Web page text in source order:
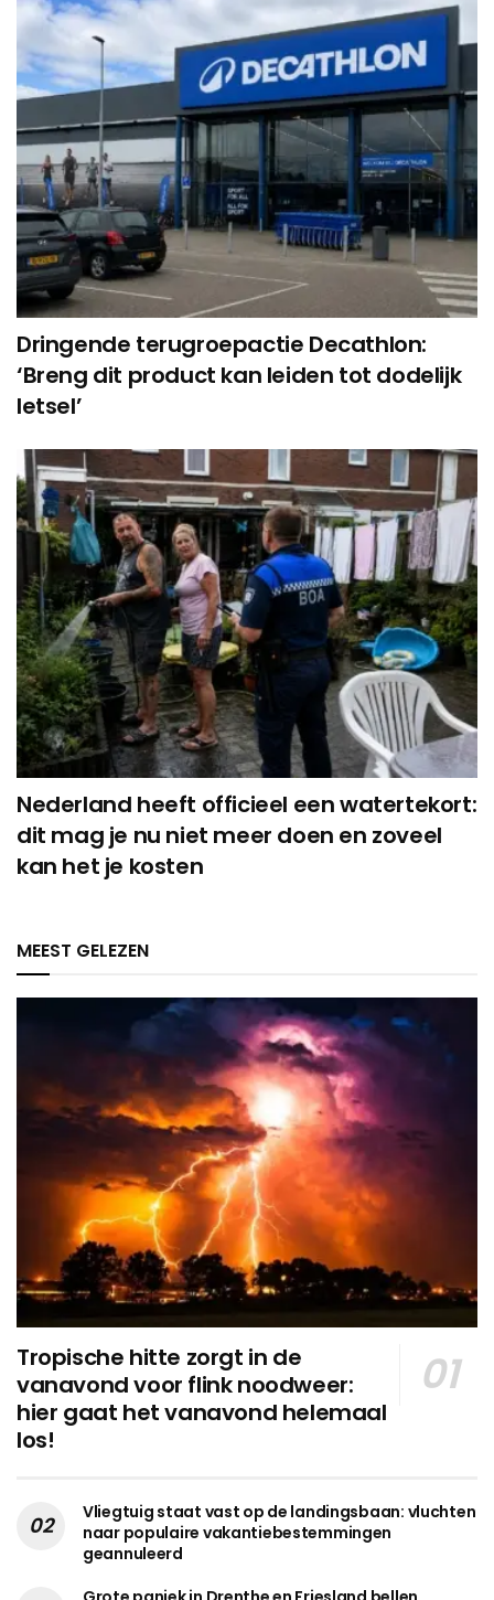
Dringende terugroepactie Decathlon:
‘Breng dit product kan leiden tot dodelijk
letsel’
Nederland heeft officieel een watertekort:
dit mag je nu niet meer doen en zoveel
kan het je kosten
MEEST GELEZEN
Tropische hitte zorgt in de
vanavond voor flink noodweer:
hier gaat het vanavond helemaal
los!
Vliegtuig staat vast op de landingsbaan: vluchten
naar populaire vakantiebestemmingen
geannuleerd